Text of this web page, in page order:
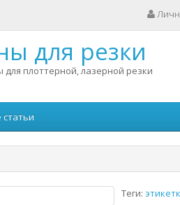
для резки
плоттерной, лазерной резки
Теги: